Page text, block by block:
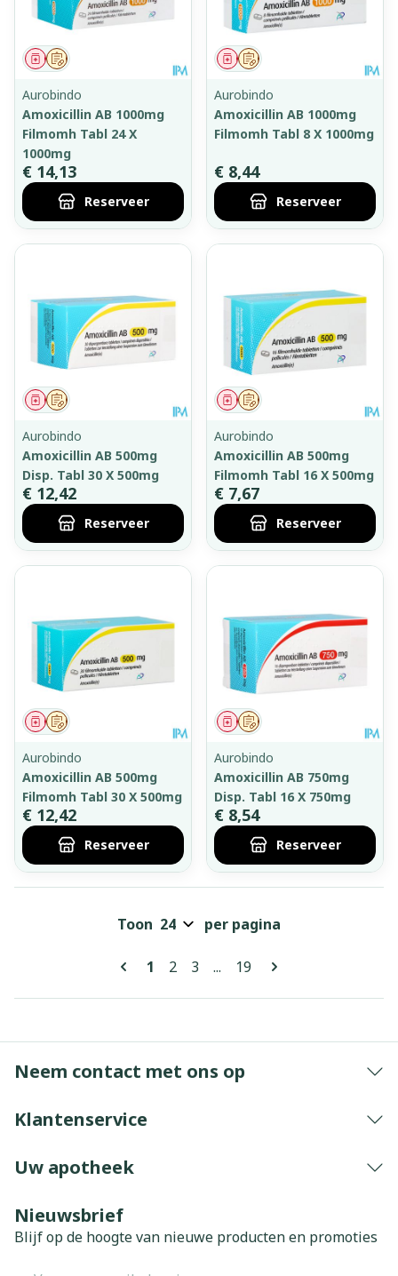
Op voorschrift
Geneesmiddel
Aurobindo
Amoxicillin AB 1000mg
Filmomh Tabl 24 X
1000mg
€ 14,13
Reserveer
Op voorschrift
Geneesmiddel
Aurobindo
Amoxicillin AB 1000mg
Filmomh Tabl 8 X 1000mg
€ 8,44
Reserveer
Op voorschrift
Geneesmiddel
Aurobindo
Amoxicillin AB 500mg
Disp. Tabl 30 X 500mg
€ 12,42
Reserveer
Op voorschrift
Geneesmiddel
Aurobindo
Amoxicillin AB 500mg
Filmomh Tabl 16 X 500mg
€ 7,67
Reserveer
Op voorschrift
Geneesmiddel
Aurobindo
Amoxicillin AB 500mg
Filmomh Tabl 30 X 500mg
€ 12,42
Reserveer
Op voorschrift
Geneesmiddel
Aurobindo
Amoxicillin AB 750mg
Disp. Tabl 16 X 750mg
€ 8,54
Reserveer
Pagina's
U lees momenteel pagina
1 Pagina
2 Pagina
3 ... Pagina
19
Toon per pagina
Neem contact met ons op
Klantenservice
Uw apotheek
Nieuwsbrief
Blijf op de hoogte van nieuwe producten en promoties